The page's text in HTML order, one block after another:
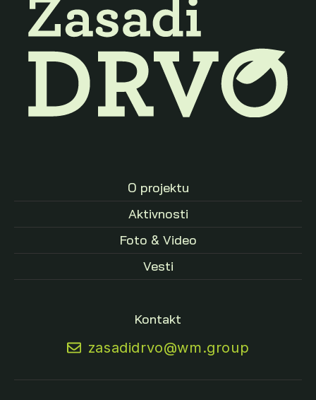
Kontakt
zasadidrvo@wm.group
O projektu
Aktivnosti
Foto & Video
Vesti